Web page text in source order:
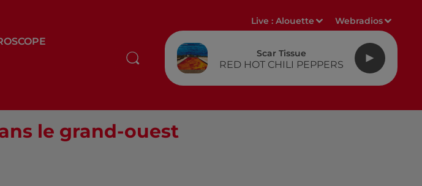
Live :Alouette Webradios
Scar Tissue
RED HOT CHILI PEPPERS
le grand-ouest